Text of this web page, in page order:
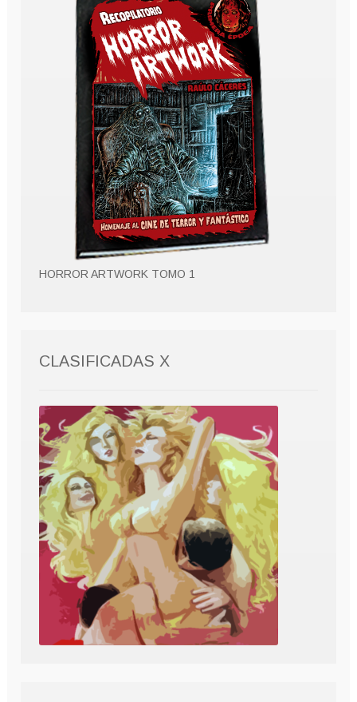
HORROR ARTWORK TOMO 1
CLASIFICADAS X